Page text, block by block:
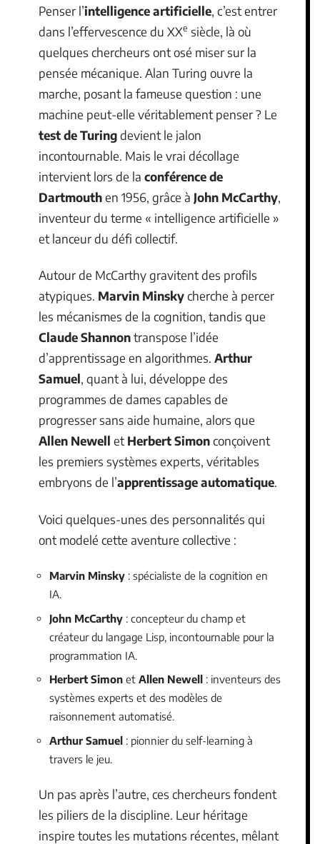
Penser l’intelligence artificielle, c’est entrer
dans l’effervescence du XXe siècle, là où
quelques chercheurs ont osé miser sur la
pensée mécanique. Alan Turing ouvre la
marche, posant la fameuse question : une
machine peut-elle véritablement penser ? Le
test de Turingdevient le jalon
incontournable. Mais le vrai décollage
intervient lors de la conférence de
Dartmouthen 1956, grâce à John McCarthy,
inventeur du terme « intelligence artificielle »
et lanceur du défi collectif.
Autour de McCarthy gravitent des profils
atypiques. Marvin Minskycherche à percer
les mécanismes de la cognition, tandis que
Claude Shannontranspose l’idée
d’apprentissage en algorithmes. Arthur
Samuel, quant à lui, développe des
programmes de dames capables de
progresser sans aide humaine, alors que
Allen Newell et Herbert Simonconçoivent
les premiers systèmes experts, véritables
embryons de l’apprentissage automatique.
Voici quelques-unes des personnalités qui
ont modelé cette aventure collective :
Marvin Minsky : spécialiste de la cognition en
IA.
John McCarthy : concepteur du champ et
créateur du langage Lisp, incontournable pour la
programmation IA.
Herbert Simon et Allen Newell : inventeurs des
systèmes experts et des modèles de
raisonnement automatisé.
Arthur Samuel : pionnier du self-learning à
travers le jeu.
Un pas après l’autre, ces chercheurs fondent
les piliers de la discipline. Leur héritage
inspire toutes les mutations récentes, mêlant